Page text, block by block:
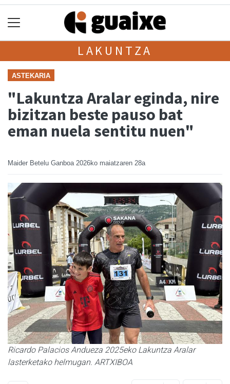
LAKUNTZA
ASTEKARIA
"Lakuntza Aralar eginda, nire
bizitzan beste pauso bat
eman nuela sentitu nuen"
Maider Betelu Ganboa 2026ko maiatzaren 28a
Ricardo Palacios Andueza 2025eko Lakuntza Aralar
lasterketako helmugan. ARTXIBOA